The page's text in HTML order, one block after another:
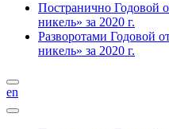
Постранично Годовой
никель» за 2020 г.
Разворотами Годовой
никель» за 2020 г.
en